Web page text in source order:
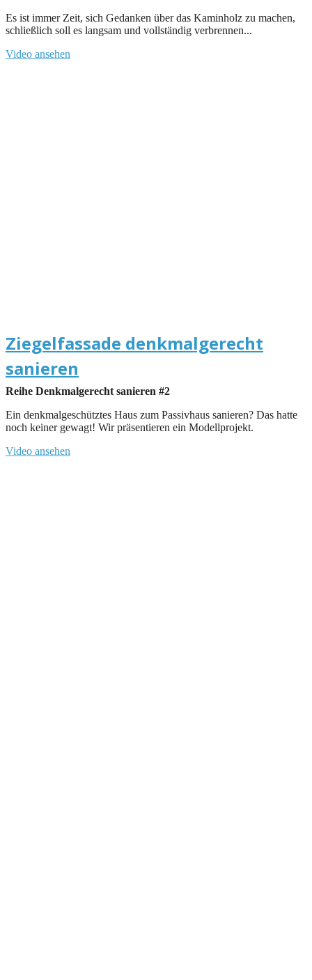
Es ist immer Zeit, sich Gedanken über das Kaminholz zu machen,
schließlich soll es langsam und vollständig verbrennen...
Video ansehen
Ziegelfassade denkmalgerecht
sanieren
Reihe Denkmalgerecht sanieren #2
Ein denkmalgeschütztes Haus zum Passivhaus sanieren? Das hatte
noch keiner gewagt! Wir präsentieren ein Modellprojekt.
Video ansehen